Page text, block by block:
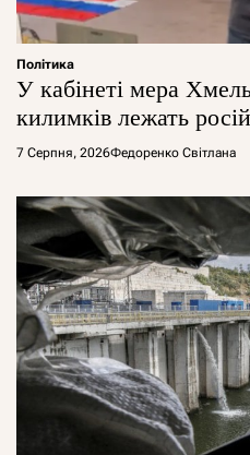
Політика
У кабінеті мера
килимків лежать
7 Серпня, 2026Федоренко Світлана